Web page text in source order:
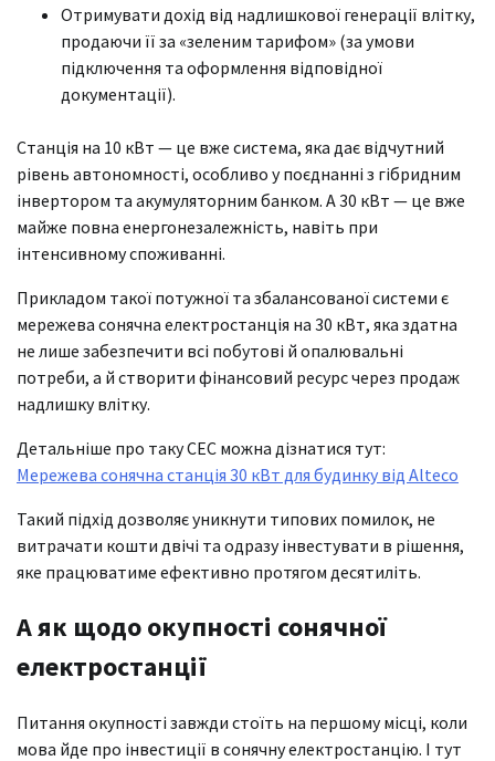
Отримувати дохід від надлишкової генерації влітку,
продаючи її за «зеленим тарифом» (за умови
підключення та оформлення відповідної
документації).
Станція на 10 кВт — це вже система, яка дає відчутний
рівень автономності, особливо у поєднанні з гібридним
інвертором та акумуляторним банком. А 30 кВт — це вже
майже повна енергонезалежність, навіть при
інтенсивному споживанні.
Прикладом такої потужної та збалансованої системи є
мережева сонячна електростанція на 30 кВт, яка здатна
не лише забезпечити всі побутові й опалювальні
потреби, а й створити фінансовий ресурс через продаж
надлишку влітку.
Детальніше про таку СЕС можна дізнатися тут:
Мережева сонячна станція 30 кВт для будинку від Alteco
Такий підхід дозволяє уникнути типових помилок, не
витрачати кошти двічі та одразу інвестувати в рішення,
яке працюватиме ефективно протягом десятиліть.
А як щодо окупності сонячної
електростанції
Питання окупності завжди стоїть на першому місці, коли
мова йде про інвестиції в сонячну електростанцію. І тут